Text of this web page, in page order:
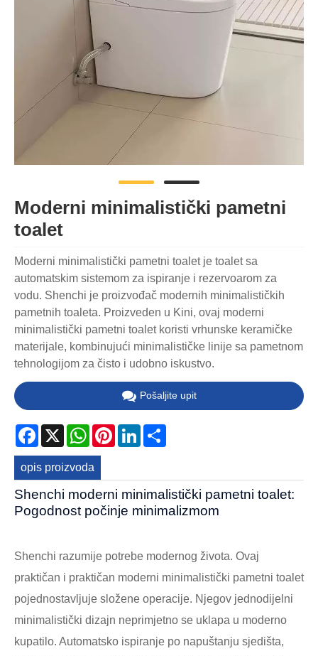
Moderni minimalistički pametni
toalet
Moderni minimalistički pametni toalet je toalet sa
automatskim sistemom za ispiranje i rezervoarom za
vodu. Shenchi je proizvođač modernih minimalističkih
pametnih toaleta. Proizveden u Kini, ovaj moderni
minimalistički pametni toalet koristi vrhunske keramičke
materijale, kombinujući minimalističke linije sa pametnom
tehnologijom za čisto i udobno iskustvo.
Pošaljite upit
Facebook
X WhatsApp
PinterestLinkedIn
opis proizvoda
Shenchi moderni minimalistički pametni toalet:
Pogodnost počinje minimalizmom
Shenchi razumije potrebe modernog života. Ovaj
praktičan i praktičan moderni minimalistički pametni toalet
pojednostavljuje složene operacije. Njegov jednodijelni
minimalistički dizajn neprimjetno se uklapa u moderno
kupatilo. Automatsko ispiranje po napuštanju sjedišta,